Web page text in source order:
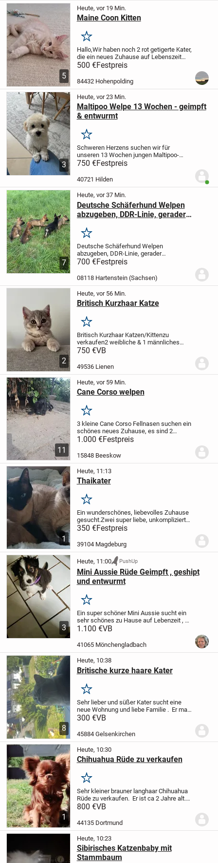
5
Heute, vor 19 Min.
Maine Coon Kitten
Merken
Hallo,Wir haben noch 2 rot getigerte Kater,
die ein neues Zuhause auf Lebenszeit
suchen.Sie sind am 05.05.2026 geboren
und dürfen nun in ein neues Zuhause
umziehen.Sie leben in einem
Nichtraucher...
500 €Festpreis
84432 Hohenpolding
3
Heute, vor 23 Min.
Maltipoo Welpe 13 Wochen - geimpft
& entwurmt
Merken
Schweren Herzens suchen wir für
unseren 13 Wochen jungen Maltipoo-
Rüden ein liebevolles neues Zuhause.
ist ein absolut liebenswerter,
verschmuster und verspielter kleiner Kerl,
750 €Festpreis
40721 Hilden
7
Heute, vor 37 Min.
Deutsche Schäferhund Welpen
abzugeben, DDR-Linie, gerader
Merken
Deutsche Schäferhund Welpen
abzugeben, DDR-Linie, gerader
RückenWurf aus Mitte Mai 2026
und Hündinnen
entwurmtkinderfreundlich und
hundeverträglichbeide Elterntiere vor
Ort
Abgabe...
700 €Festpreis
08118 Hartenstein (Sachsen)
2
Heute, vor 56 Min.
Britisch Kurzhaar Katze
Merken
Britisch Kurzhaar Katzen/Kittenzu
verkaufen2 weibliche & 1 männliches
KittenWir suchen ein liebevolles Zuhause
Kurzhaar Kitten.
750 €VB
49536 Lienen
11
Heute, vor 59 Min.
Cane Corso welpen
Merken
3 kleine Cane Corso Fellnasen suchen ein
schönes neues Zuhause, es sind 2
Weibchen und 1 Männchen sie sind alle
schwarz weiß und wurden am 15.2.2026
geboren, bei Angabe sind sie vollständig
1.000 €Festpreis
15848 Beeskow
1
Heute, 11:13
Thaikater
Merken
Ein wunderschönes, liebevolles Zuhause
gesucht.Zwei super liebe, unkomplizierte
und ruhige, kastrierte, Thaikater (5J.,
grundimmunisiert) suchen ein
gemeinsames, neues Zuhause. Beide
sind Wohnungska...
350 €Festpreis
39104 Magdeburg
3
Heute, 11:00 PushUp
Mini Aussie Rüde Geimpft , geshipt
und entwurmt
Merken
Ein super schöner Mini Aussie sucht ein
sehr schönes zu Hause auf Lebenzeit , es
ist ein Rüde und ist mit Mutter und
gutes Wesen , er mag Kinder und auch
1.100 €VB
41065 Mönchengladbach
8
Heute, 10:38
Britische kurze haare Kater
Merken
Sehr lieber und süßer Kater sucht eine
neue Wohnung und liebe Familie . Er mag
sehr kuscheln und spielen , zu den
der Abgabe ist ein geborenes Baby bald
300 €VB
45884 Gelsenkirchen
1
Heute, 10:30
Chihuahua Rüde zu verkaufen
Merken
Sehr kleiner brauner langhaar Chihuahua
Rüde zu verkaufen. Er ist ca 2 Jahre alt.
Er ist gechipt, geimpft und hat eine
Fragen bitte schreiben.
800 €VB
44135 Dortmund
Heute, 10:23
Sibirisches Katzenbaby mit
Stammbaum